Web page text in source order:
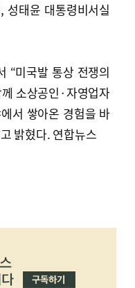
성태윤 대통령비서실
“미국발 통상 전쟁의
소상공인·자영업자
서 쌓아온 경험을 바
밝혔다. 연합뉴스